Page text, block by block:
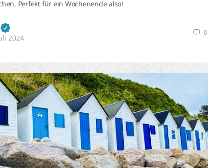
Perfekt für ein Wochenende also!
2024
0